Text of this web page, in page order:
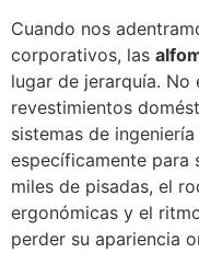
Cuando nos
corporativos, las
lugar de jerarquía. No
revestimientos
sistemas de
específicamente para
miles de pisadas, el
ergonómicas y el
perder su apariencia